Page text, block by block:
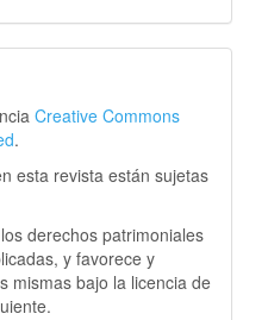
Creative Commons
.
esta revista están sujetas
derechos patrimoniales
y favorece y
mismas bajo la licencia de